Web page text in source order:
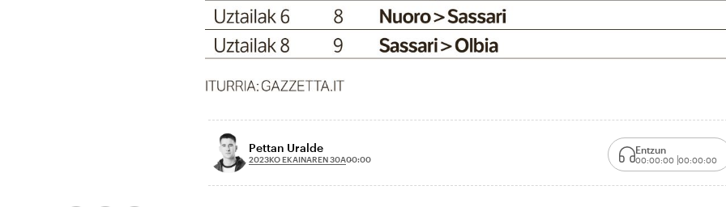
Pettan Uralde
2023KO EKAINAREN 30A00:00
Entzun
00:00:00 00:00:00